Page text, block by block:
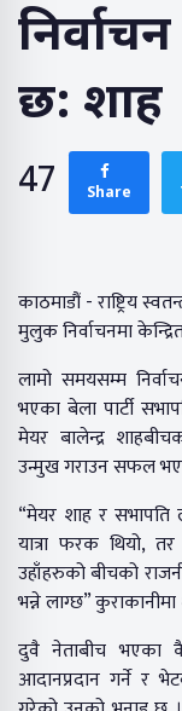
छ: शाह
47 Share
काठमाडौं - राष्ट्रिय
मुलुक निर्वाचनमा
लामो समयसम्म
भएका बेला पार्टी
मेयर बालेन्द्र
उन्मुख गराउन सफल
“मेयर शाह र सभापति
यात्रा फरक थियो,
उहाँहरुको बीचको
भन्ने लाग्छ”
दुवै नेताबीच भएका
आदानप्रदान गर्ने र